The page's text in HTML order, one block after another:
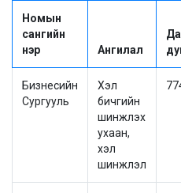
Номын
сангийн
нэр
Ангилал
Бизнесийн
Сургууль
Хэл
бичгийн
шинжлэх
ухаан,
хэл
шинжлэл